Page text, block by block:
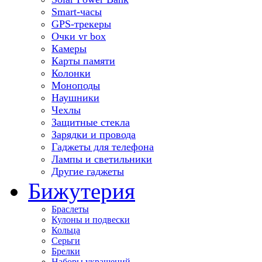
Smart-часы
GPS-трекеры
Очки vr box
Камеры
Карты памяти
Колонки
Моноподы
Наушники
Чехлы
Защитные стекла
Зарядки и провода
Гаджеты для телефона
Лампы и светильники
Другие гаджеты
Бижутерия
Браслеты
Кулоны и подвески
Кольца
Серьги
Брелки